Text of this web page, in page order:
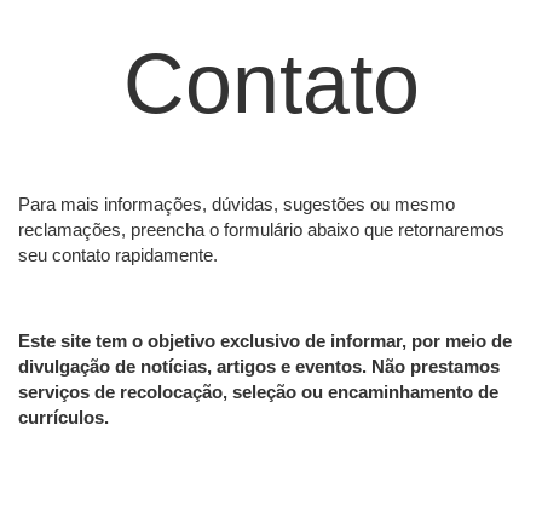
Contato
Para mais informações, dúvidas, sugestões ou mesmo
reclamações, preencha o formulário abaixo que retornaremos
seu contato rapidamente.
Este site tem o objetivo exclusivo de informar, por meio de
divulgação de notícias, artigos e eventos. Não prestamos
serviços de recolocação, seleção ou encaminhamento de
currículos.